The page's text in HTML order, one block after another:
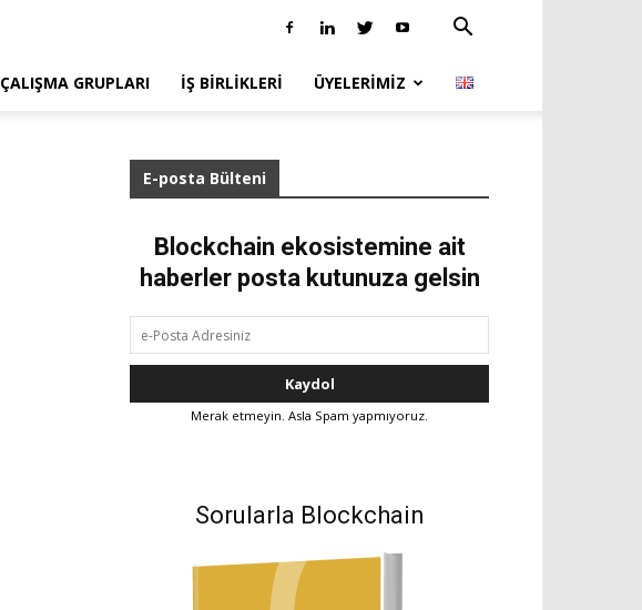
ÇALIŞMA GRUPLARI İŞ BIRLIKLERI ÜYELERIMIZ
E-posta Bülteni
Blockchain ekosistemine ait
haberler posta kutunuza gelsin
Merak etmeyin. Asla Spam yapmıyoruz.
Sorularla Blockchain